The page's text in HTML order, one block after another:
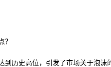
？
到历史高位，引发了市场关于泡沫